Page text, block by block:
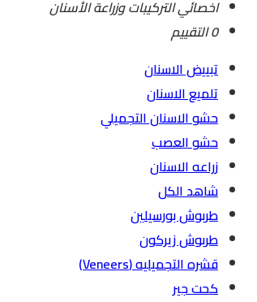
اخصائي التركيبات وزراعة الأسنان
0 التقييم
تبييض الاسنان
تلميع الاسنان
حشو الاسنان التجميلي
حشو العصب
زراعه الاسنان
شاهد الكل
طربوش بورسيلين
طربوش زيركون
قشره التجميليه (Veneers)
كحت جير